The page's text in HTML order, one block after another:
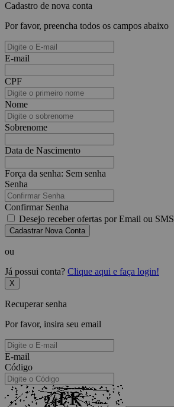
Cadastro de nova conta
Por favor, preencha todos os campos abaixo
E-mail
CPF
Nome
Sobrenome
Data de Nascimento
Força da senha: Sem senha
Senha
Confirmar Senha
Desejo receber ofertas por Email ou SMS
Cadastrar Nova Conta
ou
Já possui conta? Clique aqui e faça login!
X
Recuperar senha
Por favor, insira seu email
E-mail
Código